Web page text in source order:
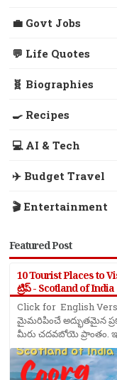
💼 Govt Jobs
💬 Life Quotes
🧬 Biographies
🍳 Recipes
💻 AI & Tech
✈️ Budget Travel
🎬 Entertainment
Featured Post
10 Tourist Places to
ట్రిప్ - Scotland of India
Click for English
మైమరిపించే అద్భుతమైన
మీరు చదవబోయె ప్రాంతం.